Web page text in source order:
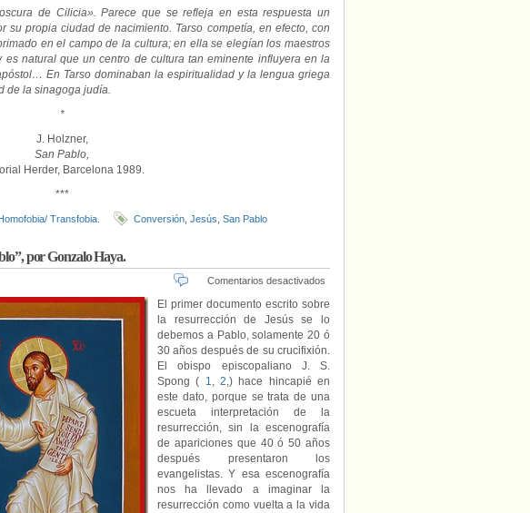
de Cilicia». Parece que se refleja en esta respuesta un
su propia ciudad de nacimiento. Tarso competía, en efecto, con
en el campo de la cultura; en ella se elegían los maestros
natural que un centro de cultura tan eminente influyera en la
En Tarso dominaban la espiritualidad y la lengua griega
de la sinagoga judía.
*
J. Holzner,
San Pablo,
Herder, Barcelona 1989.
***
Transfobia. Conversión Jesús San Pablo
por Gonzalo Haya.
Comentarios desactivados
El primer documento escrito sobre
la resurrección de Jesús se lo
debemos a Pablo, solamente 20 ó
30 años después de su crucifixión.
El obispo episcopaliano J. S.
Spong ( 1,2,) hace hincapié en
este dato, porque se trata de una
escueta interpretación de la
resurrección, sin la escenografía
de apariciones que 40 ó 50 años
después presentaron los
evangelistas. Y esa escenografía
nos ha llevado a imaginar la
resurrección como vuelta a la vida